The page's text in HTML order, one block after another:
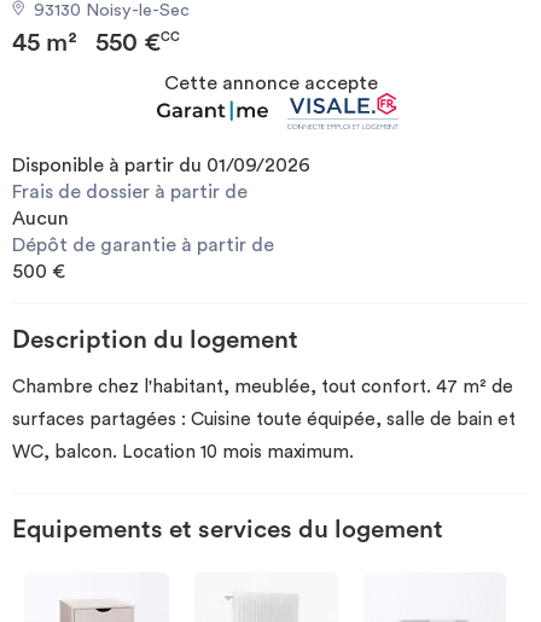
Blog
93130 Noisy-le-Sec
45 m² 550 €CC
Cette annonce accepte
Disponible à partir du 01/09/2026
Frais de dossier à partir de
Aucun
Dépôt de garantie à partir de
500 €
Description du logement
Chambre chez l'habitant, meublée, tout confort. 47 m² de
surfaces partagées : Cuisine toute équipée, salle de bain et
WC, balcon. Location 10 mois maximum.
Equipements et services du logement